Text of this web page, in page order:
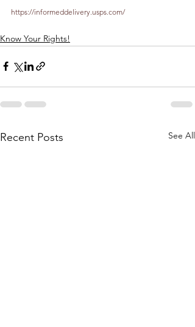
https://informeddelivery.usps.com/
Know Your Rights!
Recent Posts See All